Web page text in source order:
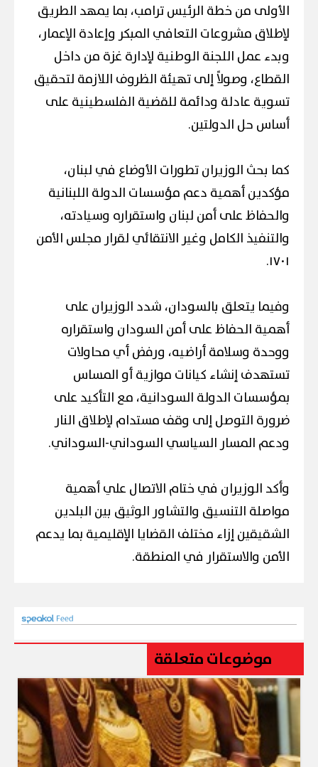
الأولى من خطة الرئيس ترامب، بما يمهد الطريق
لإطلاق مشروعات التعافي المبكر وإعادة الإعمار،
وبدء عمل اللجنة الوطنية لإدارة غزة من داخل
القطاع، وصولاً إلى تهيئة الظروف اللازمة لتحقيق
تسوية عادلة ودائمة للقضية الفلسطينية على
أساس حل الدولتين.
كما بحث الوزيران تطورات الأوضاع في لبنان،
مؤكدين أهمية دعم مؤسسات الدولة اللبنانية
والحفاظ على أمن لبنان واستقراره وسيادته،
والتنفيذ الكامل وغير الانتقائي لقرار مجلس الأمن
١٧٠١.
وفيما يتعلق بالسودان، شدد الوزيران على
أهمية الحفاظ على أمن السودان واستقراره
ووحدة وسلامة أراضيه، ورفض أي محاولات
تستهدف إنشاء كيانات موازية أو المساس
بمؤسسات الدولة السودانية، مع التأكيد على
ضرورة التوصل إلى وقف مستدام لإطلاق النار
ودعم المسار السياسي السوداني-السوداني.
وأكد الوزيران في ختام الاتصال علي أهمية
مواصلة التنسيق والتشاور الوثيق بين البلدين
الشقيقين إزاء مختلف القضايا الإقليمية بما يدعم
الأمن والاستقرار في المنطقة.
موضوعات متعلقة